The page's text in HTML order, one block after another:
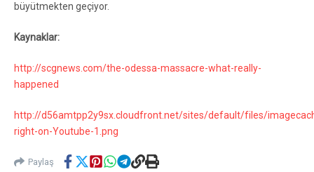
büyütmekten geçiyor.
Kaynaklar:
http://scgnews.com/the-odessa-massacre-what-really-
happened
http://d56amtpp2y9sx.cloudfront.net/sites/default/files/
right-on-Youtube-1.png
Paylaş